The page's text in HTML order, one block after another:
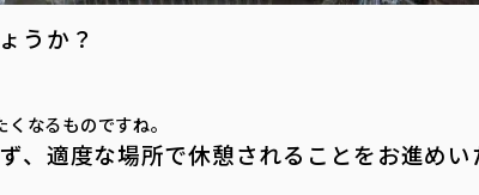
うか？
なるものですね。
、適度な場所で休憩されることをお進め